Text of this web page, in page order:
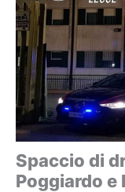
Spaccio di
Poggiardo e